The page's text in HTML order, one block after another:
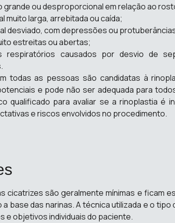
grande ou desproporcional em relação ao
muito larga, arrebitada ou caída;
desviado, com depressões ou
estreitas ou abertas;
respiratórios causados por desvio de
todas as pessoas são candidatas à
e pode não ser adequada para
qualificado para avaliar se a rinoplastia é
e riscos envolvidos no procedimento.
cicatrizes são geralmente mínimas e ficam
base das narinas. A técnica utilizada e o
e objetivos individuais do paciente.